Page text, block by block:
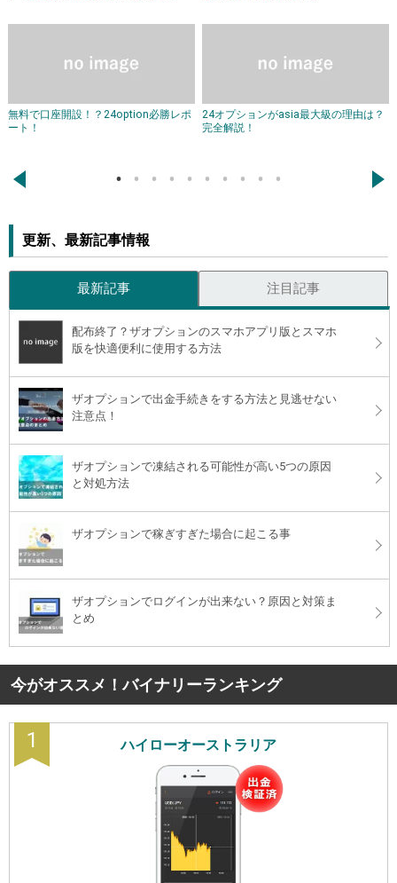
無料で口座開設！？24option必勝レポ
ート！
24オプションがasia最大級の理由は？
完全解説！
← →
更新、最新記事情報
最新記事 注目記事
配布終了？ザオプションのスマホアプリ版とスマホ
版を快適便利に使用する方法
ザオプションで出金手続きをする方法と見逃せない
注意点！
ザオプションで凍結される可能性が高い5つの原因
と対処方法
ザオプションで稼ぎすぎた場合に起こる事
ザオプションでログインが出来ない？原因と対策ま
とめ
今がオススメ！バイナリーランキング
1 ハイローオーストラリア